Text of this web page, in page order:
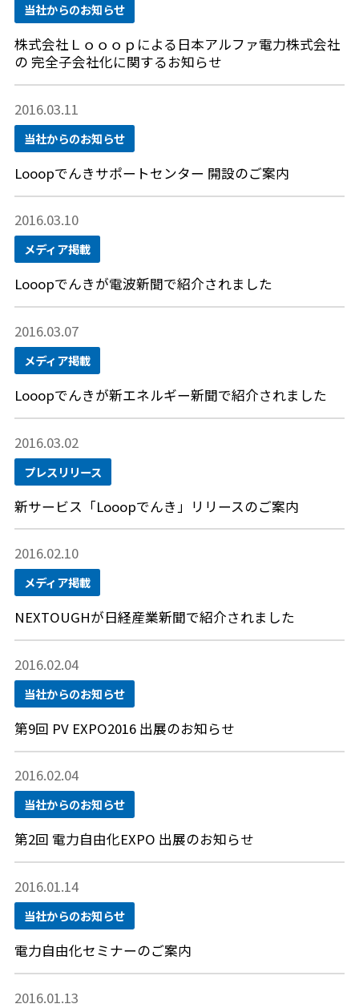
当社からのお知らせ
株式会社Ｌｏｏｏｐによる日本アルファ電力株式会社
の 完全子会社化に関するお知らせ
2016.03.11
当社からのお知らせ
Looopでんきサポートセンター 開設のご案内
2016.03.10
メディア掲載
Looopでんきが電波新聞で紹介されました
2016.03.07
メディア掲載
Looopでんきが新エネルギー新聞で紹介されました
2016.03.02
プレスリリース
新サービス「Looopでんき」リリースのご案内
2016.02.10
メディア掲載
NEXTOUGHが日経産業新聞で紹介されました
2016.02.04
当社からのお知らせ
第9回 PV EXPO2016 出展のお知らせ
2016.02.04
当社からのお知らせ
第2回 電力自由化EXPO 出展のお知らせ
2016.01.14
当社からのお知らせ
電力自由化セミナーのご案内
2016.01.13